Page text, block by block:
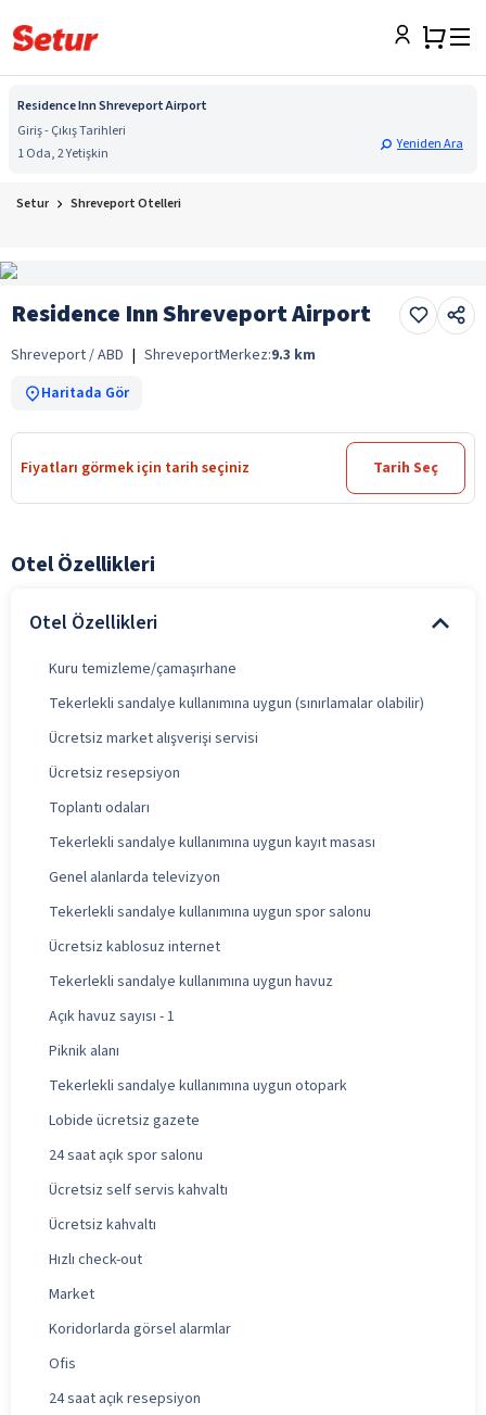
Residence Inn Shreveport Airport
Giriş - Çıkış Tarihleri
1 Oda, 2 Yetişkin
Yeniden Ara
Setur Shreveport Otelleri
Residence Inn Shreveport Airport
Shreveport / ABD | ShreveportMerkez:9.3 km
Haritada Gör
Fiyatları görmek için tarih seçiniz Tarih Seç
Otel Özellikleri
Otel Özellikleri
Kuru temizleme/çamaşırhane
Tekerlekli sandalye kullanımına uygun (sınırlamalar olabilir)
Ücretsiz market alışverişi servisi
Ücretsiz resepsiyon
Toplantı odaları
Tekerlekli sandalye kullanımına uygun kayıt masası
Genel alanlarda televizyon
Tekerlekli sandalye kullanımına uygun spor salonu
Ücretsiz kablosuz internet
Tekerlekli sandalye kullanımına uygun havuz
Açık havuz sayısı - 1
Piknik alanı
Tekerlekli sandalye kullanımına uygun otopark
Lobide ücretsiz gazete
24 saat açık spor salonu
Ücretsiz self servis kahvaltı
Ücretsiz kahvaltı
Hızlı check-out
Market
Koridorlarda görsel alarmlar
Ofis
24 saat açık resepsiyon